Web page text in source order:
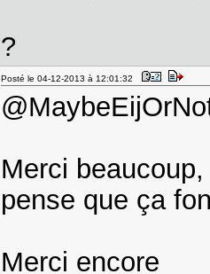
?
Posté le 04-12-2013 à 12:01:32
Merci
pense que ça
Merci encore